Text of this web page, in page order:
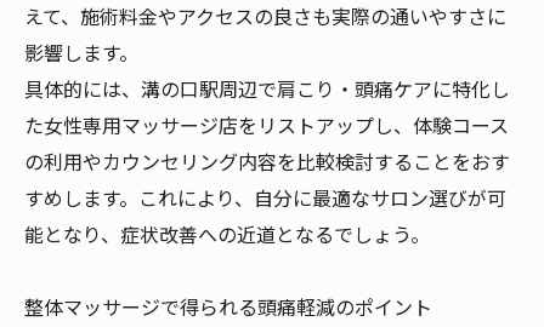
えて、施術料金やアクセスの良さも実際の通いやすさに
影響します。
具体的には、溝の口駅周辺で肩こり・頭痛ケアに特化し
た女性専用マッサージ店をリストアップし、体験コース
の利用やカウンセリング内容を比較検討することをおす
すめします。これにより、自分に最適なサロン選びが可
能となり、症状改善への近道となるでしょう。
整体マッサージで得られる頭痛軽減のポイント